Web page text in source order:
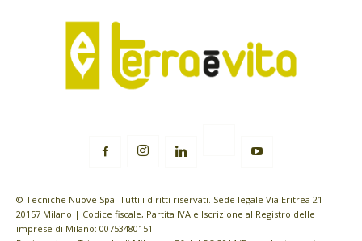
© Tecniche Nuove Spa. Tutti i diritti riservati. Sede legale Via Eritrea 21 -
20157 Milano | Codice fiscale, Partita IVA e Iscrizione al Registro delle
imprese di Milano: 00753480151